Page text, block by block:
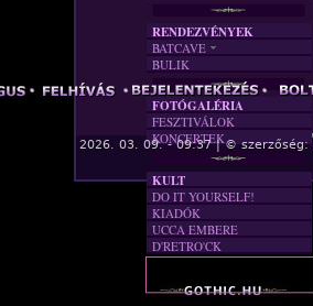
2026. 03. 09. - 09:37 | © szerzőség:
RENDEZVÉNYEK
BATCAVE
AKTUÁLIS
A MÚLT
BULIK
FOTÓGALÉRIA
FESZTIVÁLOK
KONCERTEK
KULT
DO IT YOURSELF!
KIADÓK
UCCA EMBERE
D'RETRO'CK